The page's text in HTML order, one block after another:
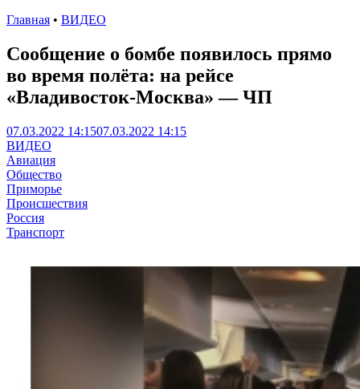
Главная • ВИДЕО
Сообщение о бомбе появилось прямо
во время полёта: на рейсе
«Владивосток-Москва» — ЧП
07.03.2022 14:1507.03.2022 14:15
ВИДЕО
Авиация
Общество
Приморье
Происшествия
Россия
Транспорт